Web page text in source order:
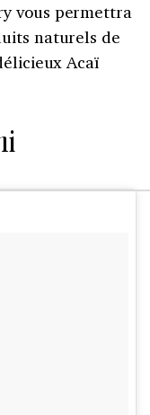
vous permettra
naturels de
Acaï